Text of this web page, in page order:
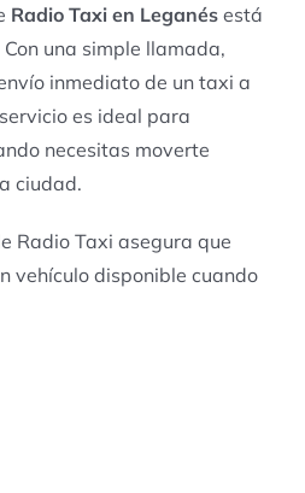
Radio Taxi en Leganésestá
una simple llamada,
inmediato de un taxi a
es ideal para
necesitas moverte
ciudad.
Radio Taxi asegura que
vehículo disponible cuando